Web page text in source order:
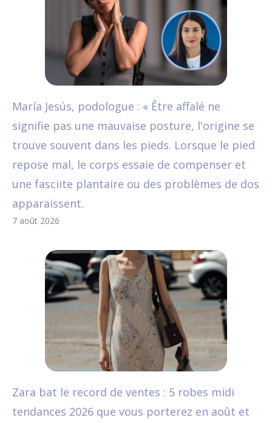
María Jesús, podologue : « Être affalé ne
signifie pas une mauvaise posture, l'origine se
trouve souvent dans les pieds. Lorsque le pied
repose mal, le corps essaie de compenser et
une fasciite plantaire ou des problèmes de dos
apparaissent.
7 août 2026
Zara bat le record de ventes : 5 robes midi
tendances 2026 que vous porterez en août et